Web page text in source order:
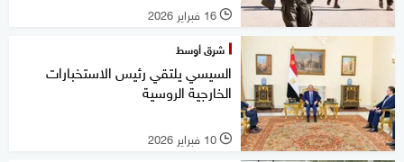
l 16 فبراير 2026
شرق أوسط
السيسي يلتقي رئيس الاستخبارات
الخارجية الروسية
l 10 فبراير 2026